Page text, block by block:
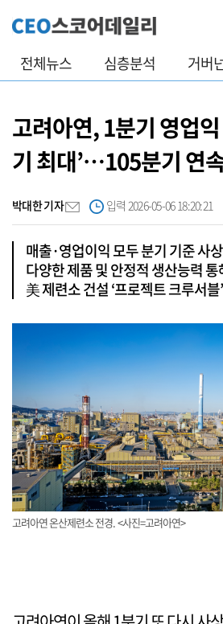
전체뉴스 심층분석 거버
고려아연, 1분기 영업
기 최대’…105분기 연
박대한 기자 입력 2026-05-06 18:20:21
매출·영업이익 모두 분기 기준 사
다양한 제품 및 안정적 생산능력 통
美 제련소 건설 ‘프로젝트 크루서블
고려아연 온산제련소 전경. <사진=고려아연>